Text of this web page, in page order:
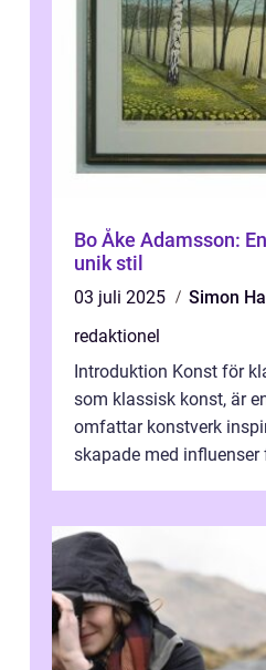
Bo Åke Adamsson:
unik stil
03 juli 2025
Simon
redaktionel
Introduktion Konst för
som klassisk konst, är
omfattar konstverk
skapade med